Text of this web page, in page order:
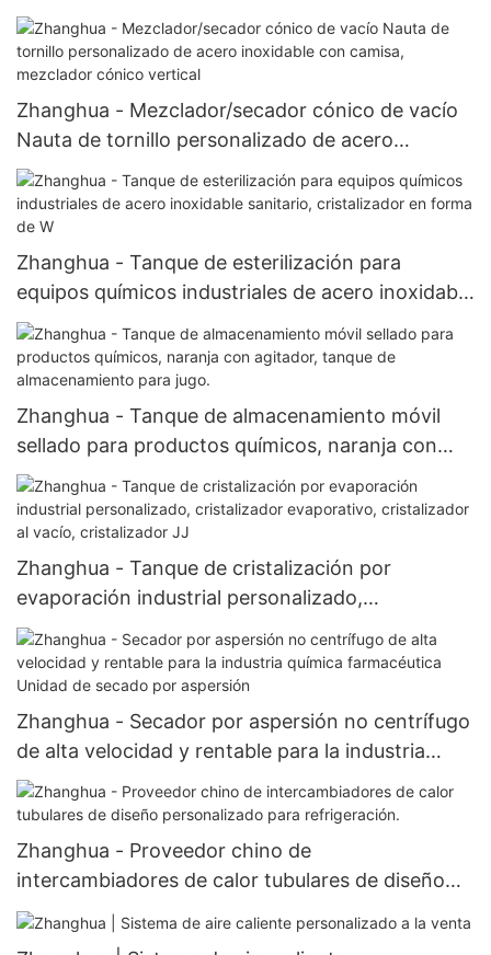
Zhanghua - Mezclador/secador cónico de vacío
Nauta de tornillo personalizado de acero
inoxidable con camisa, mezclador cónico vertical
Zhanghua - Tanque de esterilización para
equipos químicos industriales de acero inoxidable
sanitario, cristalizador en forma de W
Zhanghua - Tanque de almacenamiento móvil
sellado para productos químicos, naranja con
agitador, tanque de almacenamiento para jugo.
Zhanghua - Tanque de cristalización por
evaporación industrial personalizado,
cristalizador evaporativo, cristalizador al vacío,
cristalizador JJ
Zhanghua - Secador por aspersión no centrífugo
de alta velocidad y rentable para la industria
química farmacéutica Unidad de secado por
aspersión
Zhanghua - Proveedor chino de
intercambiadores de calor tubulares de diseño
personalizado para refrigeración.